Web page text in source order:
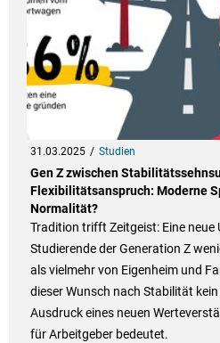
31.03.2025 Studien
Gen Z zwischen
Flexibilitätsanspruch: Moderne
Normalität?
Tradition trifft Zeitgeist: Eine neue
Studierende der Generation Z
als vielmehr von Eigenheim und
dieser Wunsch nach Stabilität
Ausdruck eines neuen
für Arbeitgeber bedeutet.